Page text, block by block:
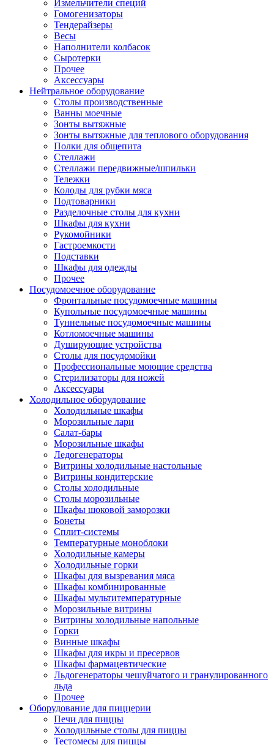
Измельчители специй
Гомогенизаторы
Тендерайзеры
Весы
Наполнители колбасок
Сыротерки
Прочее
Аксессуары
Нейтральное оборудование
Столы производственные
Ванны моечные
Зонты вытяжные
Зонты вытяжные для теплового оборудования
Полки для общепита
Стеллажи
Стеллажи передвижные/шпильки
Тележки
Колоды для рубки мяса
Подтоварники
Разделочные столы для кухни
Шкафы для кухни
Рукомойники
Гастроемкости
Подставки
Шкафы для одежды
Прочее
Посудомоечное оборудование
Фронтальные посудомоечные машины
Купольные посудомоечные машины
Туннельные посудомоечные машины
Котломоечные машины
Душирующие устройства
Столы для посудомойки
Профессиональные моющие средства
Стерилизаторы для ножей
Аксессуары
Холодильное оборудование
Холодильные шкафы
Морозильные лари
Салат-бары
Морозильные шкафы
Ледогенераторы
Витрины холодильные настольные
Витрины кондитерские
Столы холодильные
Столы морозильные
Шкафы шоковой заморозки
Бонеты
Сплит-системы
Температурные моноблоки
Холодильные камеры
Холодильные горки
Шкафы для вызревания мяса
Шкафы комбинированные
Шкафы мультитемпературные
Морозильные витрины
Витрины холодильные напольные
Горки
Винные шкафы
Шкафы для икры и пресервов
Шкафы фармацевтические
Льдогенераторы чешуйчатого и гранулированного
льда
Прочее
Оборудование для пиццерии
Печи для пиццы
Холодильные столы для пиццы
Тестомесы для пиццы